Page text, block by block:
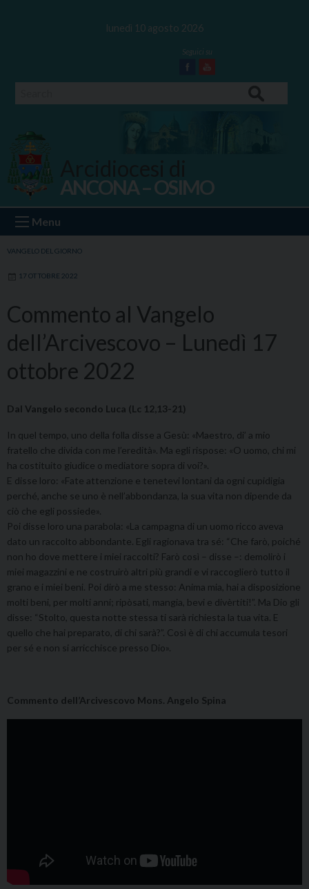
lunedì 10 agosto 2026
Facebook
Youtube
Ancona Osimo
ANCONA – OSIMO
Menu
VANGELO DEL GIORNO
17 OTTOBRE 2022
Commento al Vangelo
dell’Arcivescovo – Lunedì 17
ottobre 2022
Dal Vangelo secondo Luca (Lc 12,13-21)
In quel tempo, uno della folla disse a Gesù: «Maestro, di’ a mio
fratello che divida con me l’eredità». Ma egli rispose: «O uomo, chi mi
ha costituito giudice o mediatore sopra di voi?».
E disse loro: «Fate attenzione e tenetevi lontani da ogni cupidigia
perché, anche se uno è nell’abbondanza, la sua vita non dipende da
ciò che egli possiede».
Poi disse loro una parabola: «La campagna di un uomo ricco aveva
dato un raccolto abbondante. Egli ragionava tra sé: “Che farò, poiché
non ho dove mettere i miei raccolti? Farò così – disse –: demolirò i
miei magazzini e ne costruirò altri più grandi e vi raccoglierò tutto il
grano e i miei beni. Poi dirò a me stesso: Anima mia, hai a disposizione
molti beni, per molti anni; ripòsati, mangia, bevi e divèrtiti!”. Ma Dio gli
disse: “Stolto, questa notte stessa ti sarà richiesta la tua vita. E
quello che hai preparato, di chi sarà?”. Così è di chi accumula tesori
per sé e non si arricchisce presso Dio».
Commento dell’Arcivescovo Mons. Angelo Spina